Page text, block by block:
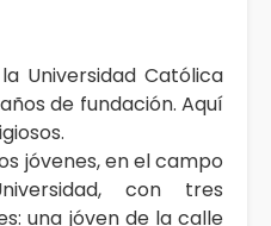
Universidad Católica
de fundación. Aquí
jóvenes, en el campo
con tres
una jóven de la calle